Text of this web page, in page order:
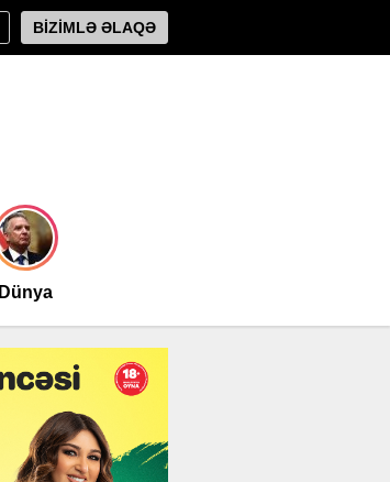
BİZİMLƏ ƏLAQƏ
Dünya